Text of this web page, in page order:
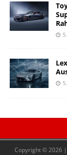
Copyright © 2026